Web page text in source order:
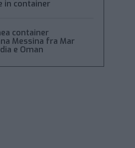
in container
container
Messina fra Mar
e Oman